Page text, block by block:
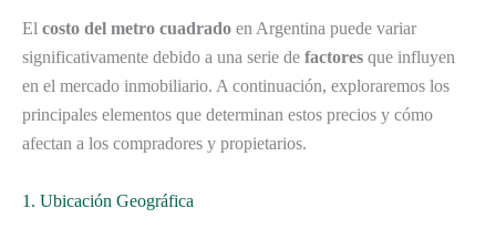
El costo del metro cuadrado en Argentina puede variar
significativamente debido a una serie de factores que influyen
en el mercado inmobiliario. A continuación, exploraremos los
principales elementos que determinan estos precios y cómo
afectan a los compradores y propietarios.
1. Ubicación Geográfica